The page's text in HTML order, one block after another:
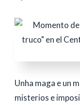
Unha maga e un
misterios e